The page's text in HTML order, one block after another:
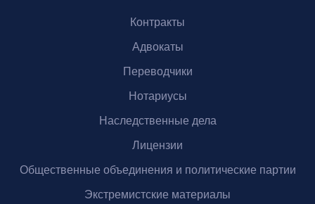
Контракты
Адвокаты
Переводчики
Нотариусы
Наследственные дела
Лицензии
Общественные объединения и политические партии
Экстремистские материалы